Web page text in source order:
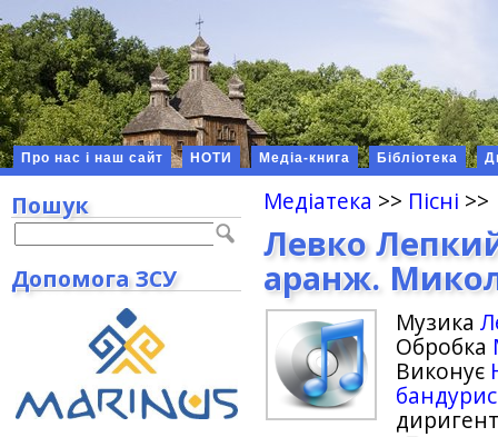
Про нас і наш сайт НОТИ Медіа-книга Бібліотека
Медіатека >> Пісні >>
Левко
аранж.
Музика
Обробка
Виконує
Пошук
Допомога ЗСУ